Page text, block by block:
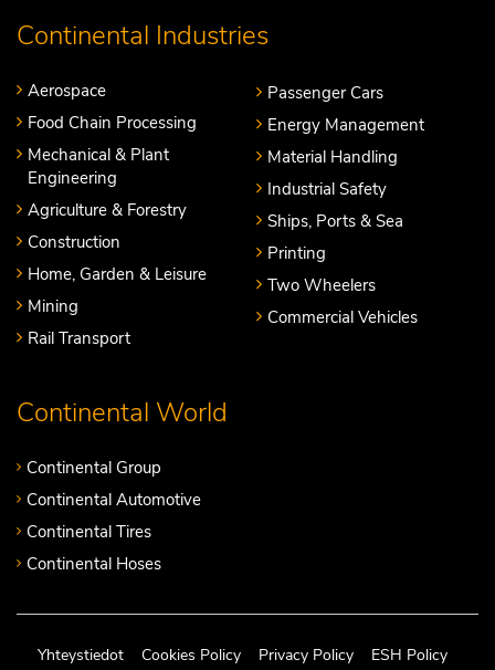
Continental Industries
Aerospace
Food Chain Processing
Mechanical & Plant
Engineering
Agriculture & Forestry
Construction
Home, Garden & Leisure
Mining
Rail Transport
Passenger Cars
Energy Management
Material Handling
Industrial Safety
Ships, Ports & Sea
Printing
Two Wheelers
Commercial Vehicles
Continental World
Continental Group
Continental Automotive
Continental Tires
Continental Hoses
Yhteystiedot Cookies Policy Privacy Policy ESH Policy